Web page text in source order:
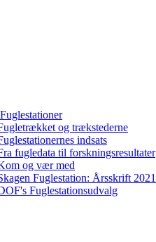
Fuglestationer
og trækstederne
indsats
fugledata til forskningsresultater
og vær med
Fuglestation: Årsskrift 2021
Fuglestationsudvalg